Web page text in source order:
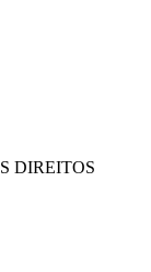
DIREITOS